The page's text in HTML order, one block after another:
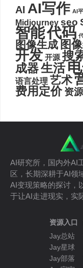
AI AI写作 AI
Midjourney seo
智能代码
图像生成 图
开发 开源 搜
成器生活
语言处理 艺术
费用定价 资
AI研究所，国内外AI
区，长期深耕于AI领
AI变现策略的探讨，
于让AI走进现实，实
资源入口
Jay总站
Jay星球
Jay部落